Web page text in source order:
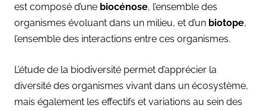
est composé d’une biocénose, l’ensemble des
organismes évoluant dans un milieu, et d’un biotope,
l’ensemble des interactions entre ces organismes.
L’étude de la biodiversité permet d’apprécier la
diversité des organismes vivant dans un écosystème,
mais également les effectifs et variations au sein des